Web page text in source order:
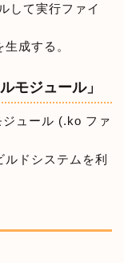
して実行ファイ
成する。
モジュール」
ュール (.ko ファ
ドシステムを利